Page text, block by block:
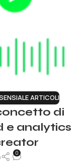
ARTICOLI
di
e analytics
0